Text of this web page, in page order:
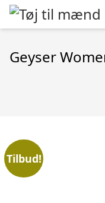
Geyser
Tilbud!